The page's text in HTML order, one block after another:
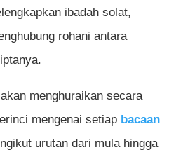
ibadah solat,
rohani antara
menghuraikan secara
mengenai setiap bacaan
urutan dari mula hingga